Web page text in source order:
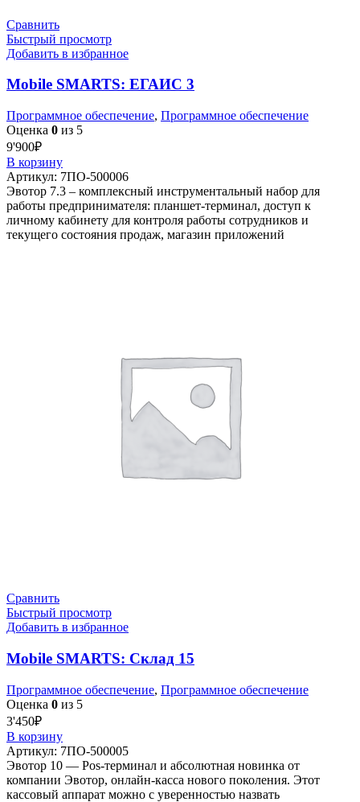
Сравнить
Быстрый просмотр
Добавить в избранное
Mobile SMARTS: ЕГАИС 3
Программное обеспечение, Программное обеспечение
Оценка 0 из 5
9'900₽
В корзину
Артикул: 7ПО-500006
Эвотор 7.3 – комплексный инструментальный набор для
работы предпринимателя: планшет-терминал, доступ к
личному кабинету для контроля работы сотрудников и
текущего состояния продаж, магазин приложений
Сравнить
Быстрый просмотр
Добавить в избранное
Mobile SMARTS: Склад 15
Программное обеспечение, Программное обеспечение
Оценка 0 из 5
3'450₽
В корзину
Артикул: 7ПО-500005
Эвотор 10 — Pos-терминал и абсолютная новинка от
компании Эвотор, онлайн-касса нового поколения. Этот
кассовый аппарат можно с уверенностью назвать